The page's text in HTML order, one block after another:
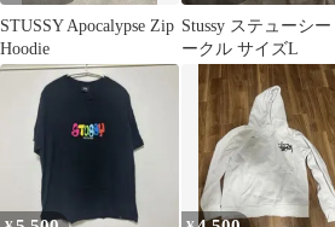
STUSSY Apocalypse Zip
Hoodie
Stussy ステューシ
ークル サイズL